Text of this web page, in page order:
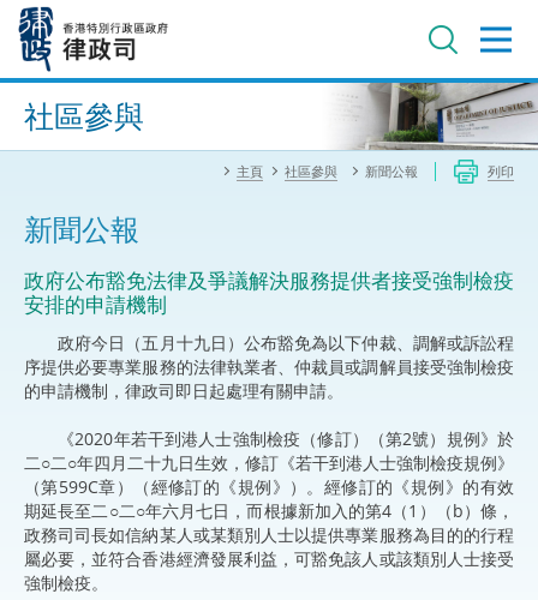
內
進階搜尋
社區參與
主頁 社區參與 新聞公報 列印
新聞公報
​政府公布豁免法律及爭議解決服務提供者接受強制檢疫
安排的申請機制
政府今日（五月十九日）公布豁免為以下仲裁、調解或訴訟程
序提供必要專業服務的法律執業者、仲裁員或調解員接受強制檢疫
的申請機制，律政司即日起處理有關申請。
《2020年若干到港人士強制檢疫（修訂）（第2號）規例》於
二○二○年四月二十九日生效，修訂《若干到港人士強制檢疫規例》
（第599C章）（經修訂的《規例》）。經修訂的《規例》的有效
期延長至二○二○年六月七日，而根據新加入的第4（1）（b）條，
政務司司長如信納某人或某類別人士以提供專業服務為目的的行程
屬必要，並符合香港經濟發展利益，可豁免該人或該類別人士接受
強制檢疫。